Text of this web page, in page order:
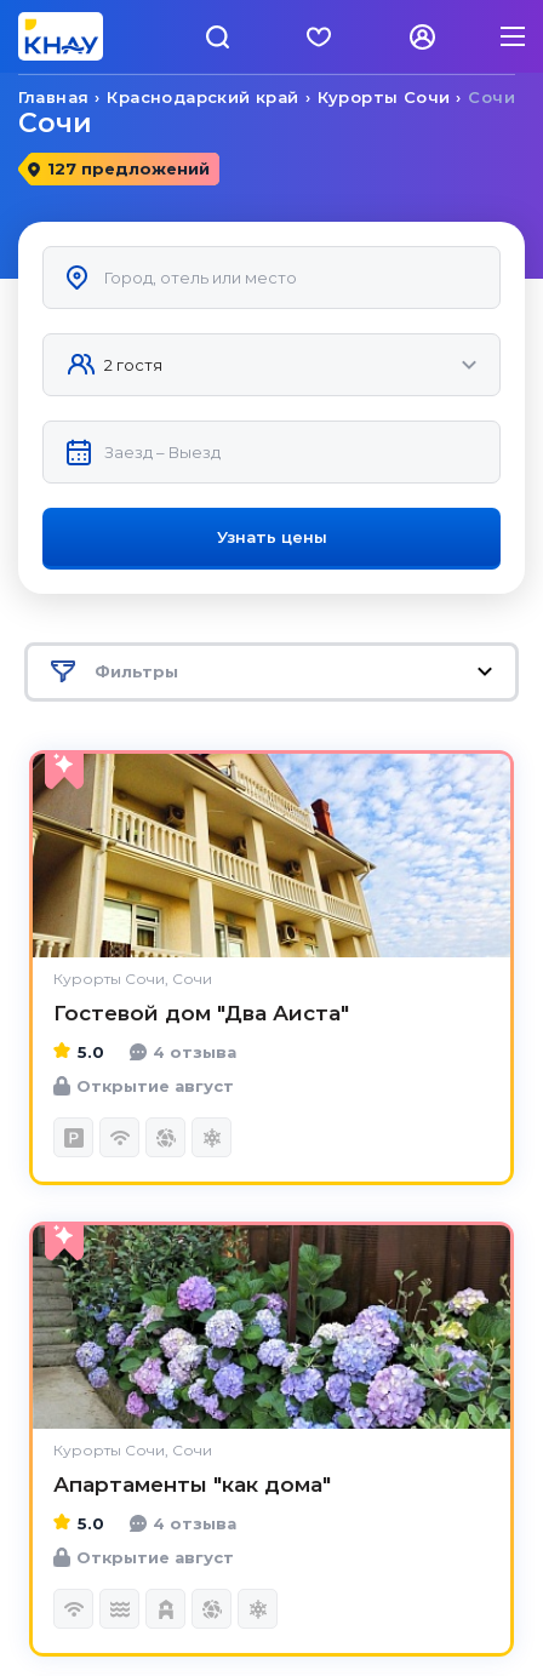
Сочи
Курорты Сочи
Краснодарский край
Главная
Сочи
127 предложений
Узнать цены
Фильтры
Курорты Сочи, Сочи
Гостевой дом "Два Аиста"
5.0
5.0
4 отзыва
Открытие август
Курорты Сочи, Сочи
Апартаменты "как дома"
5.0
4 отзыва
Открытие август